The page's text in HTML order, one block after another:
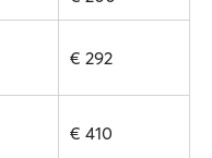
€ 292
€ 410